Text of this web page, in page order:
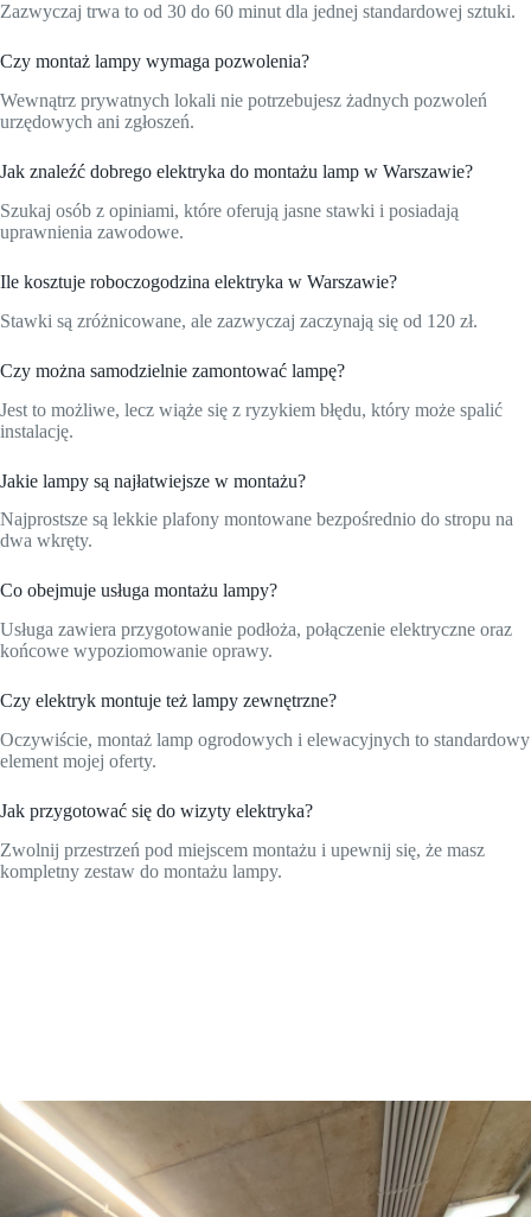
Zazwyczaj trwa to od 30 do 60 minut dla jednej standardowej sztuki.
Czy montaż lampy wymaga pozwolenia?
Wewnątrz prywatnych lokali nie potrzebujesz żadnych pozwoleń
urzędowych ani zgłoszeń.
Jak znaleźć dobrego elektryka do montażu lamp w Warszawie?
Szukaj osób z opiniami, które oferują jasne stawki i posiadają
uprawnienia zawodowe.
Ile kosztuje roboczogodzina elektryka w Warszawie?
Stawki są zróżnicowane, ale zazwyczaj zaczynają się od 120 zł.
Czy można samodzielnie zamontować lampę?
Jest to możliwe, lecz wiąże się z ryzykiem błędu, który może spalić
instalację.
Jakie lampy są najłatwiejsze w montażu?
Najprostsze są lekkie plafony montowane bezpośrednio do stropu na
dwa wkręty.
Co obejmuje usługa montażu lampy?
Usługa zawiera przygotowanie podłoża, połączenie elektryczne oraz
końcowe wypoziomowanie oprawy.
Czy elektryk montuje też lampy zewnętrzne?
Oczywiście, montaż lamp ogrodowych i elewacyjnych to standardowy
element mojej oferty.
Jak przygotować się do wizyty elektryka?
Zwolnij przestrzeń pod miejscem montażu i upewnij się, że masz
kompletny zestaw do montażu lampy.